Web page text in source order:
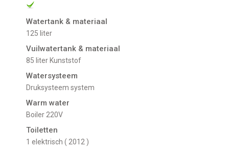
Watertank & materiaal
125 liter
Vuilwatertank & materiaal
85 liter Kunststof
Watersysteem
Druksysteem system
Warm water
Boiler 220V
Toiletten
1 elektrisch ( 2012 )